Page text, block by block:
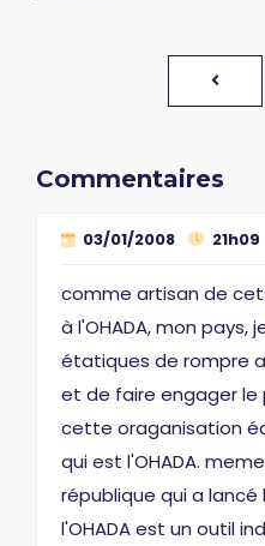
Commentaires
03/01/2008 21h09
comme artisan de
à l'OHADA, mon pays,
étatiques de rompre
et de faire engager
cette oraganisation
qui est l'OHADA.
république qui a lancé
l'OHADA est un outil